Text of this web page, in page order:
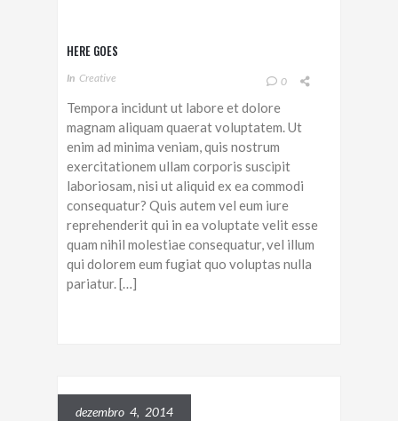
HERE GOES
In Creative 0
Tempora incidunt ut labore et dolore
magnam aliquam quaerat voluptatem. Ut
enim ad minima veniam, quis nostrum
exercitationem ullam corporis suscipit
laboriosam, nisi ut aliquid ex ea commodi
consequatur? Quis autem vel eum iure
reprehenderit qui in ea voluptate velit esse
quam nihil molestiae consequatur, vel illum
qui dolorem eum fugiat quo voluptas nulla
pariatur. […]
dezembro 4, 2014